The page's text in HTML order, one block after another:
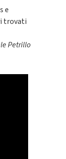
e
trovati
Petrillo